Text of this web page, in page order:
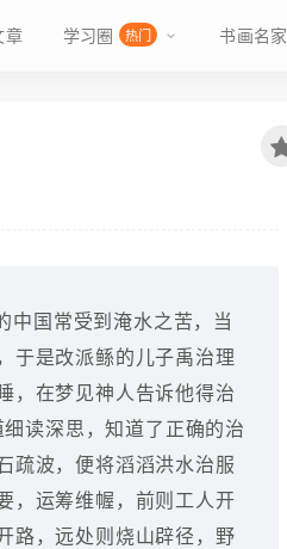
章 学习圈 热门 书画名家
中国常受到淹水之苦，当
于是改派鲧的儿子禹治理
，在梦见神人告诉他得治
读深思，知道了正确的治
疏波，便将滔滔洪水治服
，运筹维幄，前则工人开
路，远处则烧山辟径，野